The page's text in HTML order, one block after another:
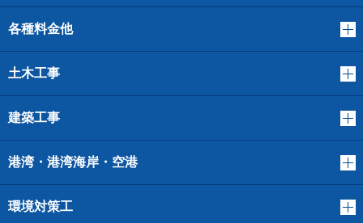
各種料金他
土木工事
建築工事
港湾・港湾海岸・空港
環境対策工